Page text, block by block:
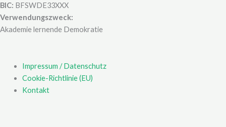
BIC: BFSWDE33XXX
Verwendungszweck:
Akademie lernende Demokratie
Impressum / Datenschutz
Cookie-Richtlinie (EU)
Kontakt